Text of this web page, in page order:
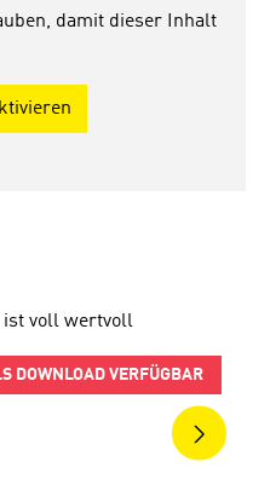
damit dieser Inhalt
DOWNLOAD VERFÜGBAR